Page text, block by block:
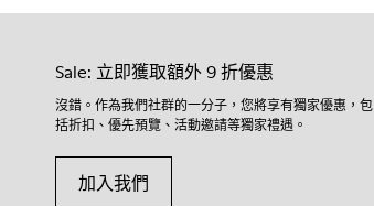
Sale: 立即獲取額外 9 折優惠
沒錯。作為我們社群的一分子，您將享有獨家優惠，包
括折扣、優先預覽、活動邀請等獨家禮遇。
加入我們